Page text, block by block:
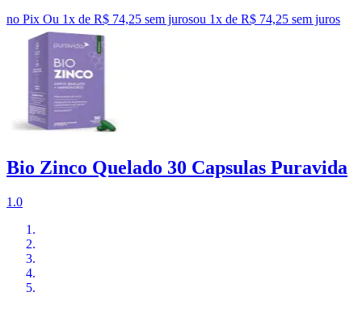
no Pix Ou 1x de R$ 74,25 sem jurosou 1x de R$ 74,25 sem juros
Bio Zinco Quelado 30 Capsulas Puravida
1.0